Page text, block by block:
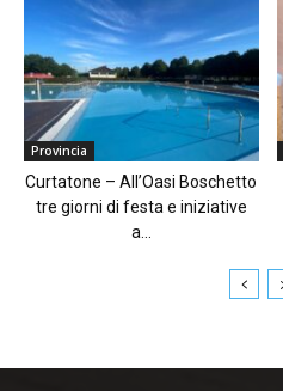
Provincia
Curtatone – All’Oasi Boschetto
tre giorni di festa e iniziative
a...